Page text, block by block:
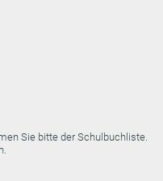
Sie bitte der Schulbuchliste.